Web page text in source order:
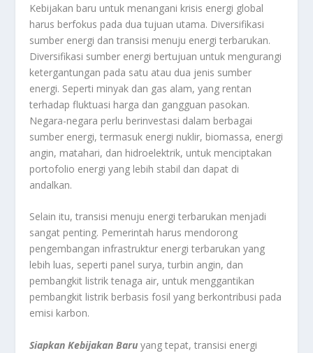
Kebijakan baru untuk menangani krisis energi global
harus berfokus pada dua tujuan utama. Diversifikasi
sumber energi dan transisi menuju energi terbarukan.
Diversifikasi sumber energi bertujuan untuk mengurangi
ketergantungan pada satu atau dua jenis sumber
energi. Seperti minyak dan gas alam, yang rentan
terhadap fluktuasi harga dan gangguan pasokan.
Negara-negara perlu berinvestasi dalam berbagai
sumber energi, termasuk energi nuklir, biomassa, energi
angin, matahari, dan hidroelektrik, untuk menciptakan
portofolio energi yang lebih stabil dan dapat di
andalkan.
Selain itu, transisi menuju energi terbarukan menjadi
sangat penting. Pemerintah harus mendorong
pengembangan infrastruktur energi terbarukan yang
lebih luas, seperti panel surya, turbin angin, dan
pembangkit listrik tenaga air, untuk menggantikan
pembangkit listrik berbasis fosil yang berkontribusi pada
emisi karbon.
Siapkan Kebijakan Baru yang tepat, transisi energi